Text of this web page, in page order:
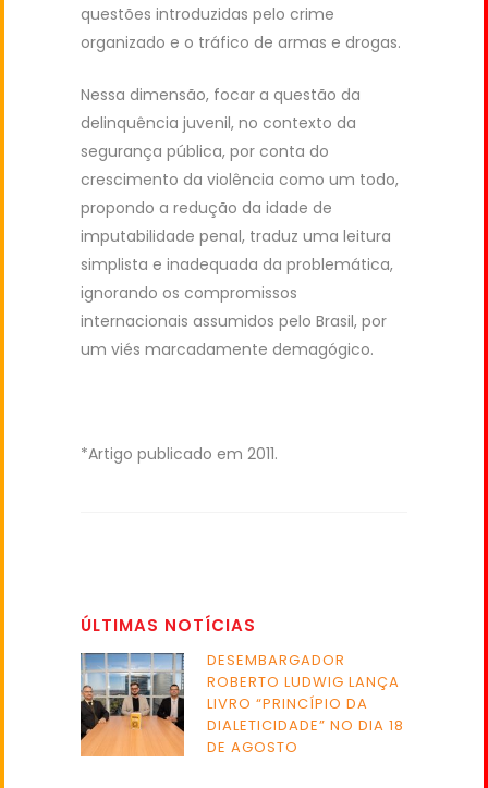
questões introduzidas pelo crime
organizado e o tráfico de armas e drogas.
Nessa dimensão, focar a questão da
delinquência juvenil, no contexto da
segurança pública, por conta do
crescimento da violência como um todo,
propondo a redução da idade de
imputabilidade penal, traduz uma leitura
simplista e inadequada da problemática,
ignorando os compromissos
internacionais assumidos pelo Brasil, por
um viés marcadamente demagógico.
*Artigo publicado em 2011.
ÚLTIMAS NOTÍCIAS
DESEMBARGADOR
ROBERTO LUDWIG LANÇA
LIVRO “PRINCÍPIO DA
DIALETICIDADE” NO DIA 18
DE AGOSTO